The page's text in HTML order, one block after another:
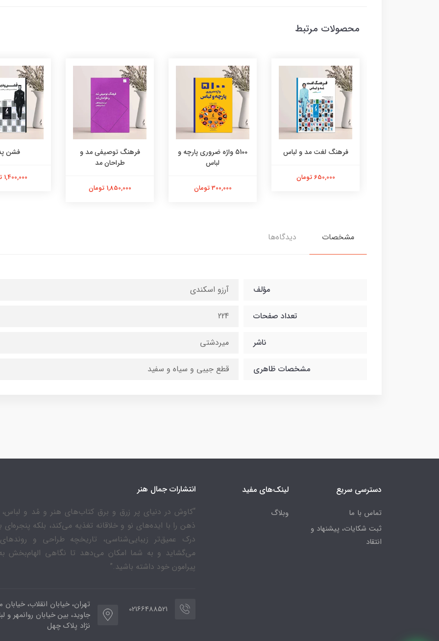
محصولات مرتبط
5100 واژه ضروری پارچه و
فرهنگ توصیفی مد و
طراحان مد
1,850,000 تومان
فشن پدیا فرهنگ لغت
650,000 تومان
مشخصات دیدگاه‌ها
مؤلف آرزو اسکندی
تعداد صفحات 224
ناشر میردشتی
مشخصات ظاهری قطع جیبی و سیاه و سفید
دسترسی سریع
تماس با ما
ثبت شکایات، پیشنهاد و
انتقاد
لینک‌های مفید
وبلاگ
انتشارات جمال هنر
“کاوش در دنیای پر زرق و برق کتاب‌های هنر و مُد و لباس،
ذهن را با ایده‌های نو و خلاقانه تغذیه می‌کند، بلکه
درک عمیق‌تر زیبایی‌شناسی، تاریخچه طراحی و
می‌گشاید و به شما امکان می‌دهد تا نگاهی الهام‌بخش
پیرامون خود داشته باشید.”
02166488521
تهران، خیابان انقلاب، خیابان
جاوید، بین خیابان روانمهر و
نژاد پلاک چهل